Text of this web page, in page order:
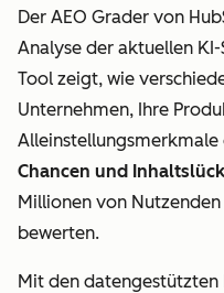
Der AEO Grader von
Analyse der aktuellen
Tool zeigt, wie
Unternehmen, Ihre
Alleinstellungsmerkmale
Chancen und
Millionen von
bewerten.
Mit den datengestützten